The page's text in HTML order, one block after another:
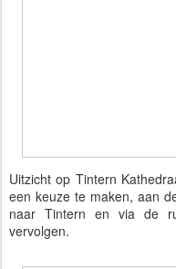
Uitzicht op Tintern
een keuze te maken, aan
naar Tintern en via de
vervolgen.